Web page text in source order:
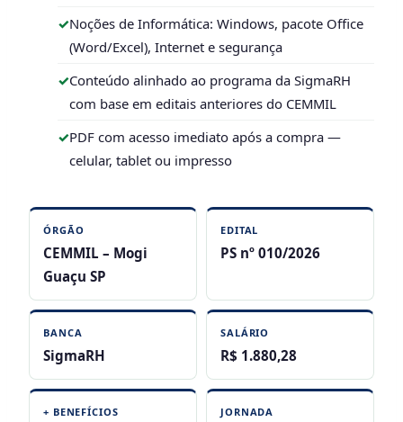
Noções de Informática: Windows, pacote Office
(Word/Excel), Internet e segurança
Conteúdo alinhado ao programa da SigmaRH
com base em editais anteriores do CEMMIL
PDF com acesso imediato após a compra —
celular, tablet ou impresso
ÓRGÃO
CEMMIL – Mogi
Guaçu SP
EDITAL
PS nº 010/2026
BANCA
SigmaRH
SALÁRIO
R$ 1.880,28
+ BENEFÍCIOS JORNADA